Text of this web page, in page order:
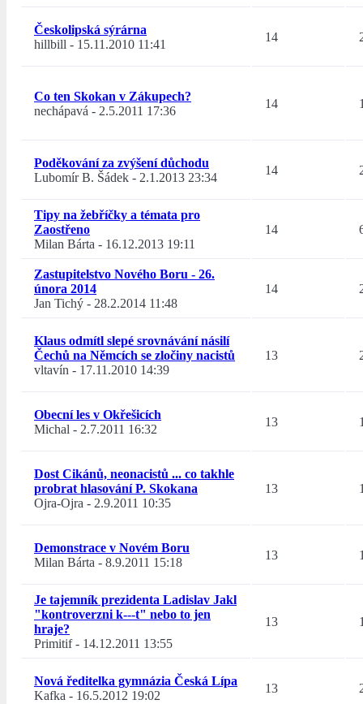
Českolipská sýrárna
hillbill - 15.11.2010 11:41
14
Co ten Skokan v Zákupech?
nechápavá - 2.5.2011 17:36
14
Poděkování za zvýšení důchodu
Lubomír B. Šádek - 2.1.2013 23:34
14
Tipy na žebříčky a témata pro
Zaostřeno
Milan Bárta - 16.12.2013 19:11
14
Zastupitelstvo Nového Boru - 26.
února 2014
Jan Tichý - 28.2.2014 11:48
14
Klaus odmítl slepé srovnávání násilí
Čechů na Němcích se zločiny nacistů
vltavín - 17.11.2010 14:39
13
Obecní les v Okřešicích
Michal - 2.7.2011 16:32
13
Dost Cikánů, neonacistů ... co takhle
probrat hlasování P. Skokana
Ojra-Ojra - 2.9.2011 10:35
13
Demonstrace v Novém Boru
Milan Bárta - 8.9.2011 15:18
13
Je tajemník prezidenta Ladislav Jakl
"kontroverzni k---t" nebo to jen
hraje?
Primitif- 14.12.2011 13:55
13
Nová ředitelka gymnázia Česká Lípa
Kafka - 16.5.2012 19:02
13